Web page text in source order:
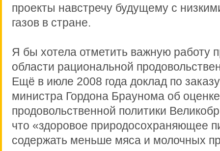
проекты навстречу будущему с
газов в стране.
Я бы хотела отметить важную работу
области рациональной
Ещё в июле 2008 года доклад по
министра Гордона Браунома об оценке
продовольственной политики
что «здоровое природосохраняющее
содержать меньше мяса и молочных